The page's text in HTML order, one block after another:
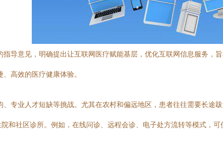
导意见，明确提出让互联网医疗赋能基层，优化互联网信息服务，
高效的医疗健康体验。
专业人才短缺等挑战。尤其在农村和偏远地区，患者往往需要长途
和社区诊所。例如，在线问诊、远程会诊、电子处方流转等模式，